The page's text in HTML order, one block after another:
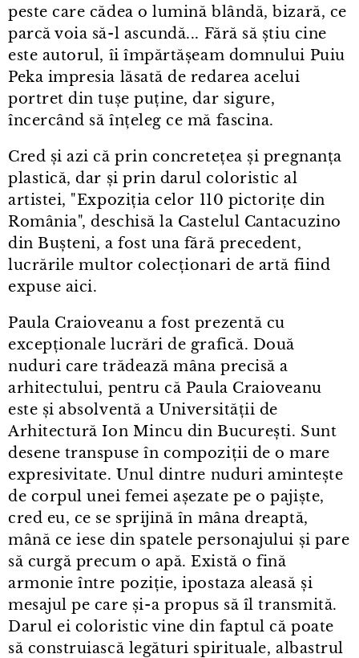
peste care cădea o lumină blândă, bizară, ce
parcă voia să-l ascundă... Fără să știu cine
este autorul, îi împărtășeam domnului Puiu
Peka impresia lăsată de redarea acelui
portret din tușe puține, dar sigure,
încercând să înțeleg ce mă fascina.
Cred și azi că prin concretețea și pregnanța
plastică, dar și prin darul coloristic al
artistei, "Expoziția celor 110 pictorițe din
România", deschisă la Castelul Cantacuzino
din Bușteni, a fost una fără precedent,
lucrările multor colecționari de artă fiind
expuse aici.
Paula Craioveanu a fost prezentă cu
excepționale lucrări de grafică. Două
nuduri care trădează mâna precisă a
arhitectului, pentru că Paula Craioveanu
este și absolventă a Universității de
Arhitectură Ion Mincu din București. Sunt
desene transpuse în compoziții de o mare
expresivitate. Unul dintre nuduri amintește
de corpul unei femei așezate pe o pajiște,
cred eu, ce se sprijină în mâna dreaptă,
mână ce iese din spatele personajului și pare
să curgă precum o apă. Există o fină
armonie între poziție, ipostaza aleasă și
mesajul pe care și⁠-⁠a propus să îl transmită.
Darul ei coloristic vine din faptul că poate
să construiască legături spirituale, albastrul